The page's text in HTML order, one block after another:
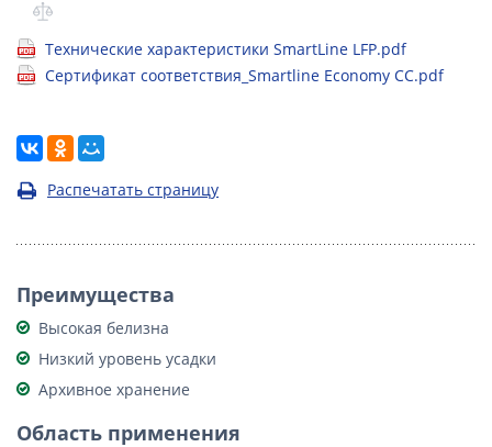
Технические характеристики SmartLine LFP.pdf
Сертификат соответствия_Smartline Economy СС.pdf
Распечатать страницу
Преимущества
Высокая белизна
Низкий уровень усадки
Архивное хранение
Область применения